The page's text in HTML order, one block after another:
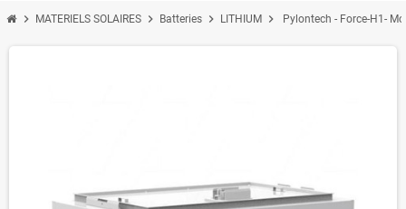
chevron_right MATERIELS SOLAIRES chevron_right Batteries chevron_right LITHIUM chevron_right Pylontech - Force-H1-